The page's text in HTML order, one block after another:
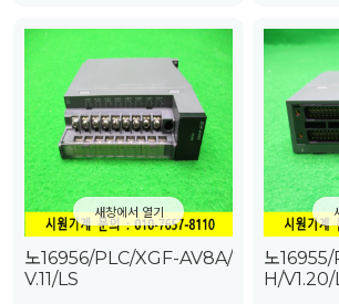
새창에서 열기
노16956/PLC/XGF-AV8A/
V.11/LS
노
H/V1.20/